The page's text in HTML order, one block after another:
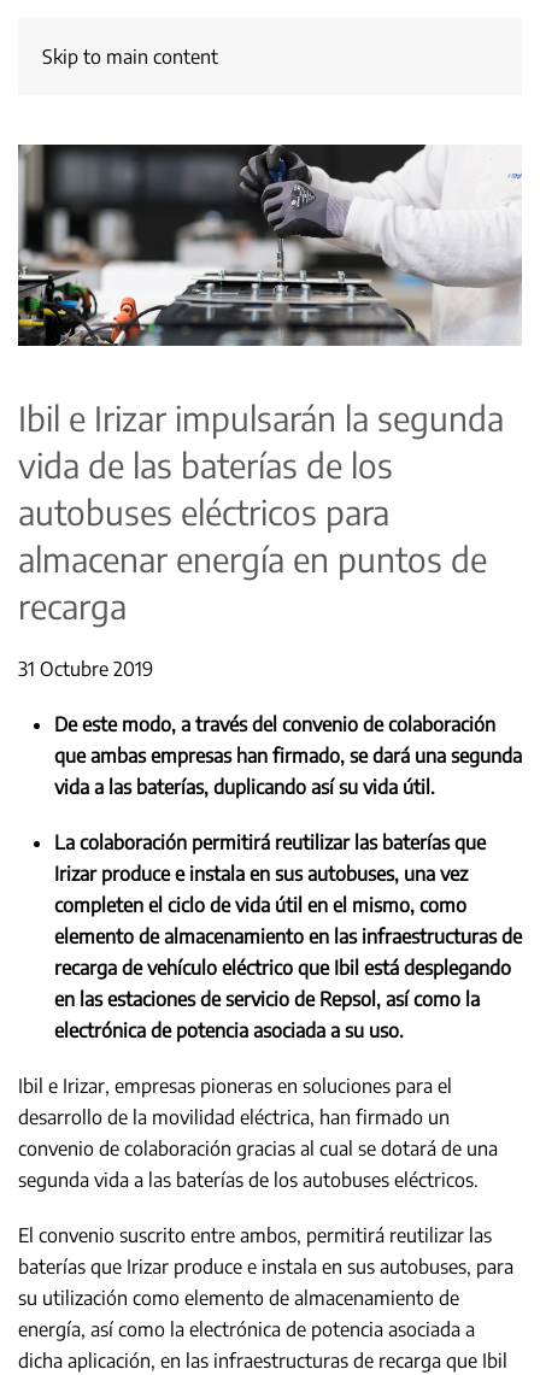
Skip to main content
Ibil e Irizar impulsarán la segunda
vida de las baterías de los
autobuses eléctricos para
almacenar energía en puntos de
recarga
31 Octubre 2019
De este modo, a través del convenio de colaboración
que ambas empresas han firmado, se dará una segunda
vida a las baterías, duplicando así su vida útil.
La colaboración permitirá reutilizar las baterías que
Irizar produce e instala en sus autobuses, una vez
completen el ciclo de vida útil en el mismo, como
elemento de almacenamiento en las infraestructuras de
recarga de vehículo eléctrico que Ibil está desplegando
en las estaciones de servicio de Repsol, así como la
electrónica de potencia asociada a su uso.
Ibil e Irizar, empresas pioneras en soluciones para el
desarrollo de la movilidad eléctrica, han firmado un
convenio de colaboración gracias al cual se dotará de una
segunda vida a las baterías de los autobuses eléctricos.
El convenio suscrito entre ambos, permitirá reutilizar las
baterías que Irizar produce e instala en sus autobuses, para
su utilización como elemento de almacenamiento de
energía, así como la electrónica de potencia asociada a
dicha aplicación, en las infraestructuras de recarga que Ibil